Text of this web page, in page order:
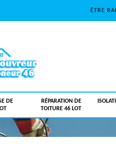
ÊTRE
DE
RÉPARATION DE
TOITURE 46 LOT